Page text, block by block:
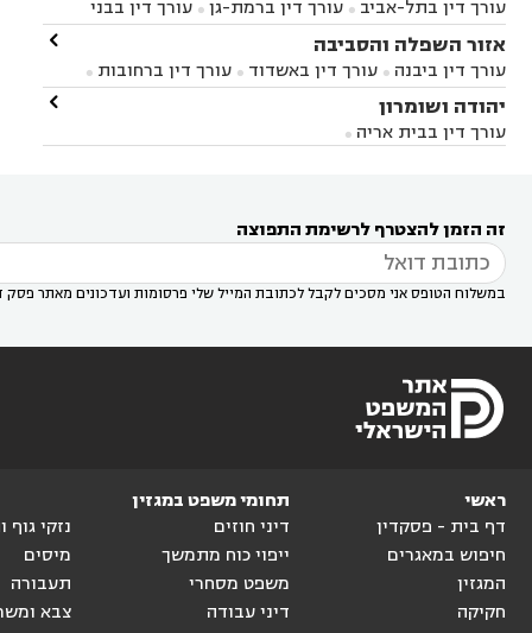
עורך דין בתל-אביב  עורך דין ברמת-גן 
עורך דין בבני
ברק עורך דין בפתח תקווה עורך דין בראשון לציון
עורך דין ברחובות עורך דין בנס ציונה
במודיעין
עורך דין בהרצליה עורך דין בחולון
עורך
דין בקרית אונו
אונו
עורך דין בבת ים
דין בשוהם 
אזור השפלה והסביבה
עורך דין ביבנה  עורך דין באשדוד  עורך דין ברחובות 
עורך דין בראשון לציון עורך דין במודיעין
עורך דין
בבאר יעקב
עורך דין בגדרה

יהודה ושומרון
עורך דין בבית אריה 

זה הזמן להצטרף לרשימת התפוצה
במשלוח הטופס אני מסכים לקבל לכתובת המייל שלי פרסומות ועדכונים מאתר פסק
ראשי
דף בית - פסקדין
חיפוש במאגרים
המגזין
חקיקה
תחומי משפט במגזין
דיני חוזים
ייפוי כוח מתמשך
משפט מסחרי
דיני עבודה
נזקי גוף
מיסים
תעבורה
צבא